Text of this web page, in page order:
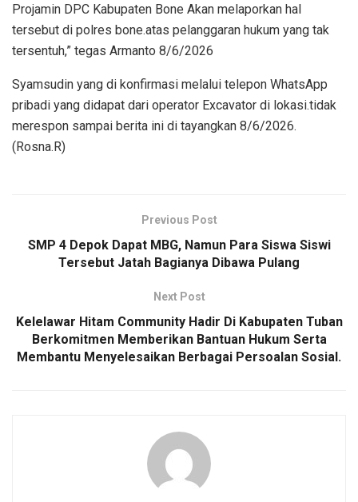
Projamin DPC Kabupaten Bone Akan melaporkan hal
tersebut di polres bone.atas pelanggaran hukum yang tak
tersentuh,” tegas Armanto 8/6/2026
Syamsudin yang di konfirmasi melalui telepon WhatsApp
pribadi yang didapat dari operator Excavator di lokasi.tidak
merespon sampai berita ini di tayangkan 8/6/2026.
(Rosna.R)
Previous Post
SMP 4 Depok Dapat MBG, Namun Para Siswa Siswi
Tersebut Jatah Bagianya Dibawa Pulang
Next Post
Kelelawar Hitam Community Hadir Di Kabupaten Tuban
Berkomitmen Memberikan Bantuan Hukum Serta
Membantu Menyelesaikan Berbagai Persoalan Sosial.